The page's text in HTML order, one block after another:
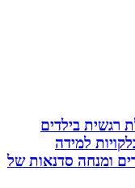
בילדים
למידה
סדנאות של